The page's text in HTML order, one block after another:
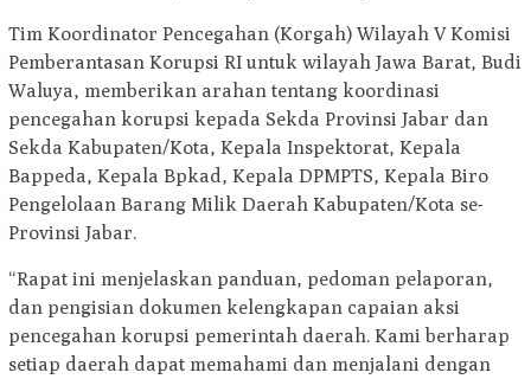
Tim Koordinator Pencegahan (Korgah) Wilayah V Komisi
Pemberantasan Korupsi RI untuk wilayah Jawa Barat, Budi
Waluya, memberikan arahan tentang koordinasi
pencegahan korupsi kepada Sekda Provinsi Jabar dan
Sekda Kabupaten/Kota, Kepala Inspektorat, Kepala
Bappeda, Kepala Bpkad, Kepala DPMPTS, Kepala Biro
Pengelolaan Barang Milik Daerah Kabupaten/Kota se-
Provinsi Jabar.
“Rapat ini menjelaskan panduan, pedoman pelaporan,
dan pengisian dokumen kelengkapan capaian aksi
pencegahan korupsi pemerintah daerah. Kami berharap
setiap daerah dapat memahami dan menjalani dengan